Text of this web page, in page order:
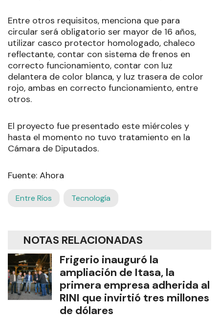
Entre otros requisitos, menciona que para
circular será obligatorio ser mayor de 16 años,
utilizar casco protector homologado, chaleco
reflectante, contar con sistema de frenos en
correcto funcionamiento, contar con luz
delantera de color blanca, y luz trasera de color
rojo, ambas en correcto funcionamiento, entre
otros.
El proyecto fue presentado este miércoles y
hasta el momento no tuvo tratamiento en la
Cámara de Diputados.
Fuente: Ahora
Entre Ríos Tecnología
NOTAS RELACIONADAS
Frigerio inauguró la
ampliación de Itasa, la
primera empresa adherida al
RINI que invirtió tres millones
de dólares